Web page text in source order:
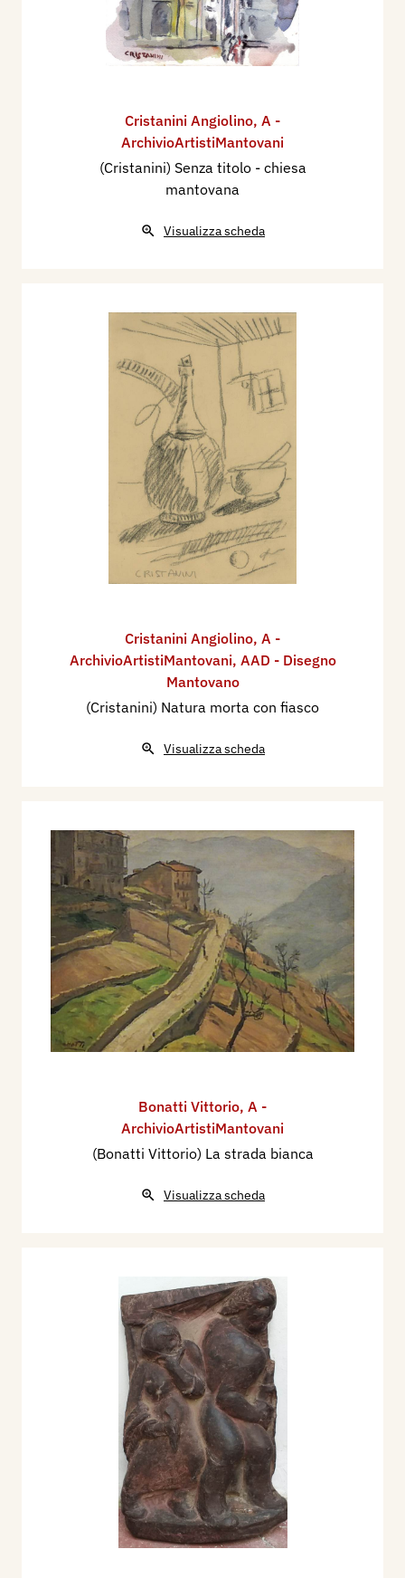
Cristanini Angiolino, A -
ArchivioArtistiMantovani
(Cristanini) Senza titolo - chiesa
mantovana
Visualizza scheda
Cristanini Angiolino, A -
ArchivioArtistiMantovani, AAD - Disegno
Mantovano
(Cristanini) Natura morta con fiasco
Visualizza scheda
Bonatti Vittorio, A -
ArchivioArtistiMantovani
(Bonatti Vittorio) La strada bianca
Visualizza scheda